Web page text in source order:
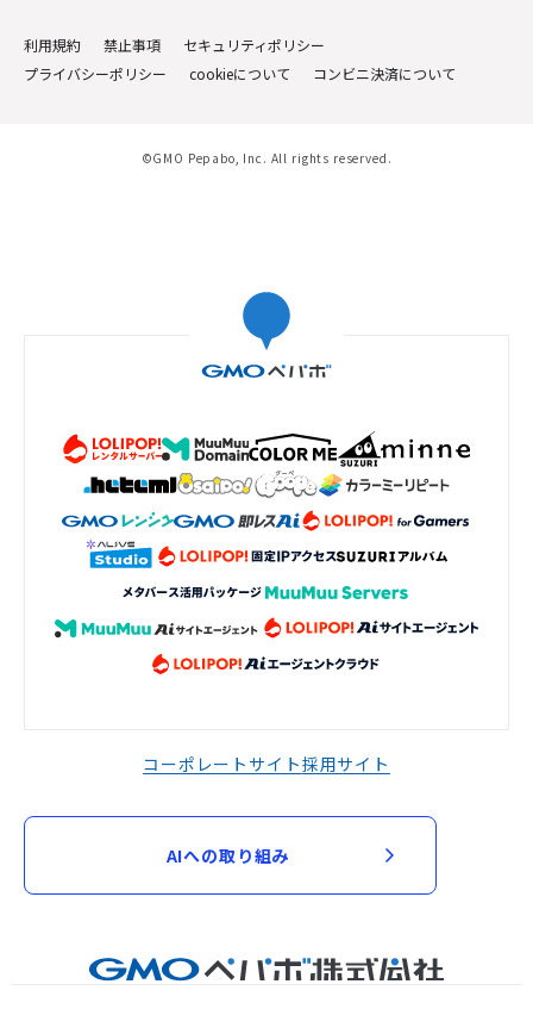
利用規約 禁止事項
セキュリティポリシー
プライバシーポリシー
cookieについて コンビニ決済について
©GMO Pepabo, Inc. All rights reserved.
コーポレートサイト採用サイト
AIへの取り組み